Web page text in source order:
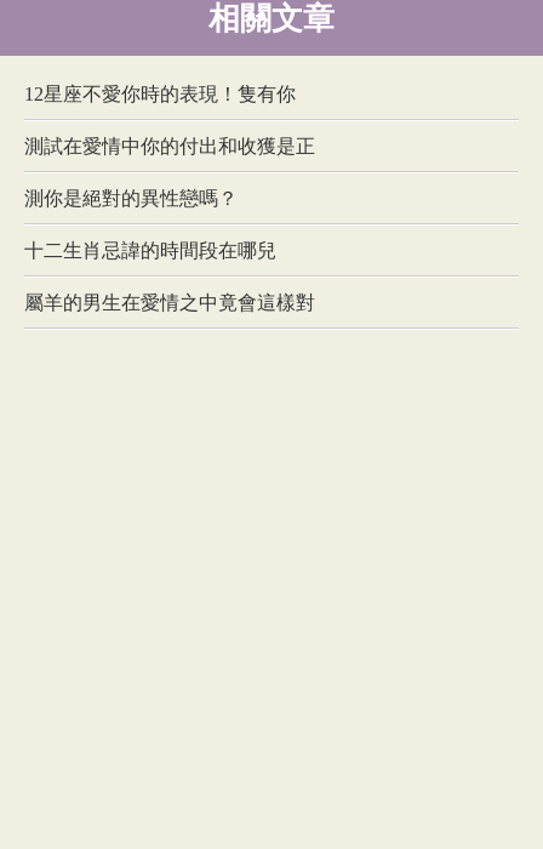
相關文章
12星座不愛你時的表現！隻有你
測試在愛情中你的付出和收獲是正
測你是絕對的異性戀嗎？
十二生肖忌諱的時間段在哪兒
屬羊的男生在愛情之中竟會這樣對